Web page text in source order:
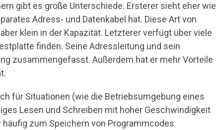
gibt es große Unterschiede. Ersterer sieht eher wie
Adress- und Datenkabel hat. Diese Art von
klein in der Kapazität. Letzterer verfügt über viele
finden. Seine Adressleitung und sein
zusammengefasst. Außerdem hat er mehr Vorteile
für Situationen (wie die Betriebsumgebung eines
Lesen und Schreiben mit hoher Geschwindigkeit
zum Speichern von Programmcodes